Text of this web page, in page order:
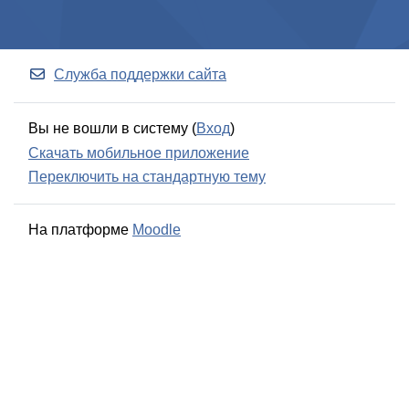
Служба поддержки сайта
Вы не вошли в систему (Вход)
Скачать мобильное приложение
Переключить на стандартную тему
На платформе Moodle